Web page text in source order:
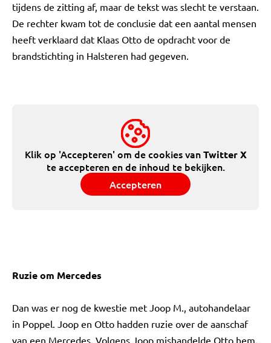
tijdens de zitting af, maar de tekst was slecht te verstaan.
De rechter kwam tot de conclusie dat een aantal mensen
heeft verklaard dat Klaas Otto de opdracht voor de
brandstichting in Halsteren had gegeven.
Klik op 'Accepteren' om de cookies vanTwitter X
te accepteren en de inhoud te bekijken.
Accepteren
Ruzie om Mercedes
Dan was er nog de kwestie met Joop M., autohandelaar
in Poppel. Joop en Otto hadden ruzie over de aanschaf
van een Mercedes. Volgens Joop mishandelde Otto hem.